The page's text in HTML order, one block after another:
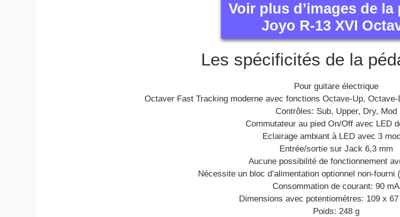
Voir plus d’images de la
Joyo R-13 XVI
Les spécificités de la
Pour guitare électrique
Octaver Fast Tracking moderne avec fonctions Octave-Up,
Contrôles: Sub, Upper, Dry, Mod
Commutateur au pied On/Off avec LED
Eclairage ambiant à LED avec 3
Entrée/sortie sur Jack 6,3 mm
Aucune possibilité de fonctionnement
Nécessite un bloc d’alimentation optionnel non-fourni
Consommation de courant: 90 mA
Dimensions avec potentiomètres: 109 x
Poids: 248 g